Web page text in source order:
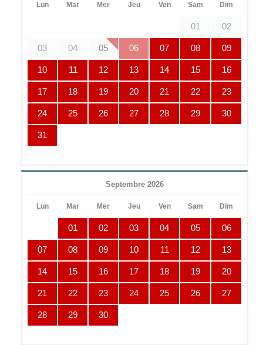
Lun Mar Mer Jeu Ven Sam Dim
01 02
03 04 05 06 07 08 09
10 11 12 13 14 15 16
17 18 19 20 21 22 23
24 25 26 27 28 29 30
31
Septembre 2026
Lun Mar Mer Jeu Ven Sam Dim
01 02 03 04 05 06
07 08 09 10 11 12 13
14 15 16 17 18 19 20
21 22 23 24 25 26 27
28 29 30